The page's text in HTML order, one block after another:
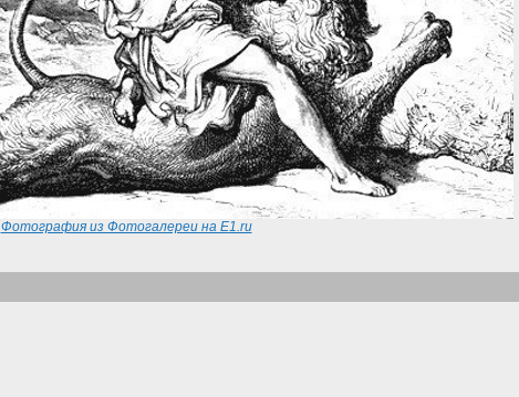
Фотография из Фотогалереи на E1.ru